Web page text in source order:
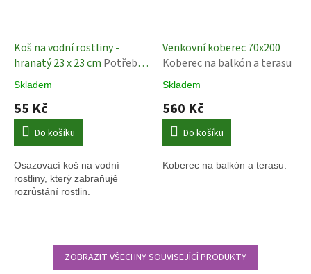
Koš na vodní rostliny -
hranatý 23 x 23 cm Potřeby
pro jezírka
Skladem
55 Kč
Do košíku
Osazovací koš na vodní
rostliny, který zabraňujě
rozrůstání rostlin.
Venkovní koberec 70x200
Koberec na balkón a terasu
Skladem
560 Kč
Do košíku
Koberec na balkón a terasu.
ZOBRAZIT VŠECHNY SOUVISEJÍCÍ PRODUKTY